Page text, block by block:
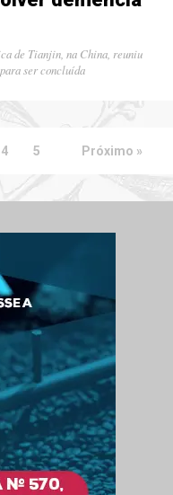
de Tianjin, na China, reuniu
ser concluída
4 5 Próximo »